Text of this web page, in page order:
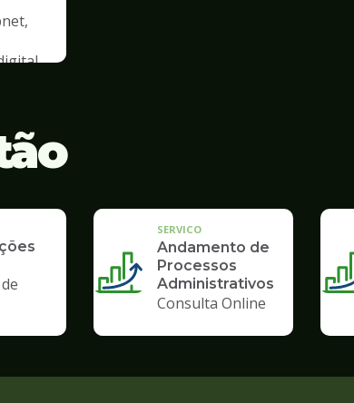
SERVICO
Andamento de
Processos
Administrativos
Consulta Online